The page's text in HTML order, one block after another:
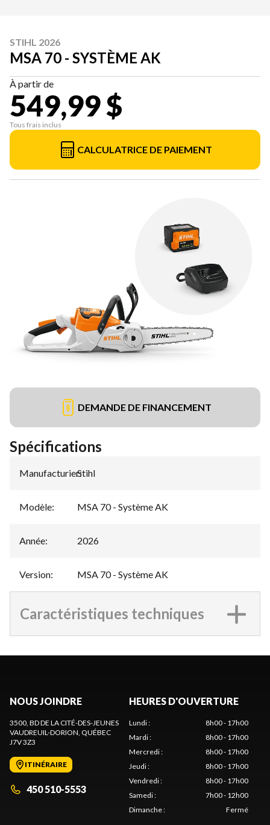
STIHL 2026
MSA 70 - SYSTÈME AK
À partir de
549,99 $
Tous frais inclus
CALCULATRICE DE PAIEMENT
DEMANDE DE FINANCEMENT
Spécifications
Manufacturier:
Stihl
Modèle: MSA 70 - Système AK
Année: 2026
Version: MSA 70 - Système AK
Caractéristiques techniques
NOUS JOINDRE
3500, BD DE LA CITÉ-DES-JEUNES
VAUDREUIL-DORION, QUÉBEC
J7V 3Z3
ITINÉRAIRE
450 510-5553
HEURES D'OUVERTURE
Lundi:
8h00 - 17h00
Mardi:
8h00 - 17h00
Mercredi:
8h00 - 17h00
Jeudi:
8h00 - 17h00
Vendredi:
8h00 - 17h00
Samedi:
7h00 - 12h00
Dimanche: Fermé